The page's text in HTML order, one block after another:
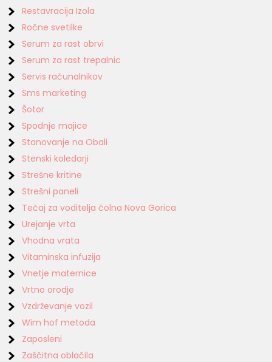
Restavracija Izola
Ročne svetilke
Serum za rast obrvi
Serum za rast trepalnic
Servis računalnikov
Sms marketing
Šotor
Spodnje majice
Stanovanje na Obali
Stenski koledarji
Strešne kritine
Strešni paneli
Tečaj za voditelja čolna Nova Gorica
Urejanje vrta
Vhodna vrata
Vitaminska infuzija
Vnetje maternice
Vrtno orodje
Vzdrževanje vozil
Wim hof metoda
Zaposleni
Zaščitna oblačila